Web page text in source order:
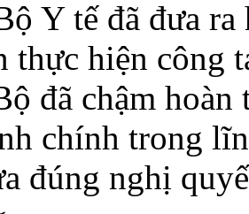
Y tế đã đưa
thực hiện công
đã chậm
chính trong
đúng nghị